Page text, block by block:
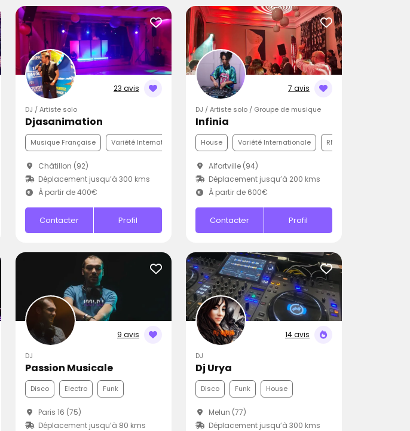
23 avis
DJ / Artiste solo
Djasanimation
Musique Française Variété Internationale Disco
Châtillon (92)
Déplacement jusqu’à 300 kms
À partir de 400€
Contacter Profil
7 avis
DJ / Artiste solo / Groupe de musique
Infinia
House Variété Internationale RNB
Alfortville (94)
Déplacement jusqu’à 200 kms
À partir de 600€
Contacter Profil
9 avis
DJ
Passion Musicale
Disco Electro Funk
Paris 16 (75)
Déplacement jusqu’à 80 kms
14 avis
DJ
Dj Urya
Disco Funk House
Melun (77)
Déplacement jusqu’à 300 kms